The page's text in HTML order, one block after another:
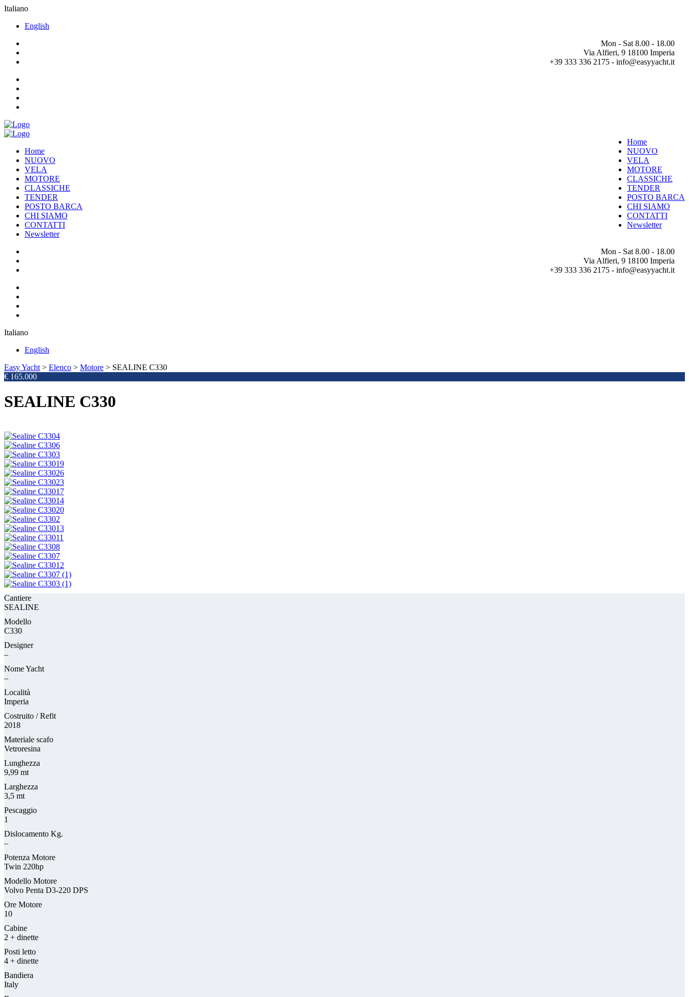
Italiano
English
Mon - Sat 8.00 - 18.00
Via Alfieri, 9 18100 Imperia
+39 333 336 2175 - info@easyyacht.it
Home
NUOVO
VELA
MOTORE
CLASSICHE
TENDER
POSTO BARCA
CHI SIAMO
CONTATTI
Newsletter
Home
NUOVO
VELA
MOTORE
CLASSICHE
TENDER
POSTO BARCA
CHI SIAMO
CONTATTI
Newsletter
Mon - Sat 8.00 - 18.00
Via Alfieri, 9 18100 Imperia
+39 333 336 2175 - info@easyyacht.it
Italiano
English
Easy Yacht > Elenco > Motore > SEALINE C330
€ 165.000
SEALINE C330
Cantiere
SEALINE
Modello
C330
Designer
–
Nome Yacht
–
Località
Imperia
Costruito / Refit
2018
Materiale scafo
Vetroresina
Lunghezza
9,99 mt
Larghezza
3,5 mt
Pescaggio
1
Dislocamento Kg.
–
Potenza Motore
Twin 220hp
Modello Motore
Volvo Penta D3-220 DPS
Ore Motore
10
Cabine
2 + dinette
Posti letto
4 + dinette
Bandiera
Italy